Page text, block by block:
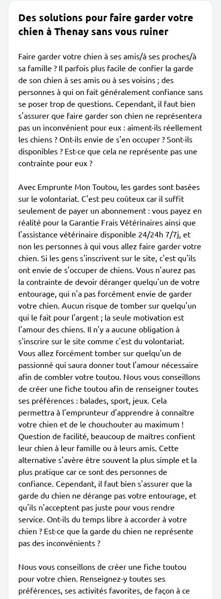
Des solutions pour faire garder votre
chien à Thenay sans vous ruiner
Faire garder votre chien à ses amis/à ses proches/à
sa famille ? Il parfois plus facile de confier la garde
de son chien à ses amis ou à ses voisins ; des
personnes à qui on fait généralement confiance sans
se poser trop de questions. Cependant, il faut bien
s'assurer que faire garder son chien ne représentera
pas un inconvénient pour eux : aiment-ils réellement
les chiens ? Ont-ils envie de s'en occuper ? Sont-ils
disponibles ? Est-ce que cela ne représente pas une
contrainte pour eux ?
Avec Emprunte Mon Toutou, les gardes sont basées
sur le volontariat. C'est peu coûteux car il suffit
seulement de payer un abonnement : vous payez en
réalité pour la Garantie Frais Vétérinaires ainsi que
l'assistance vétérinaire disponible 24/24h 7/7j, et
non les personnes à qui vous allez faire garder votre
chien. Si les gens s'inscrivent sur le site, c'est qu'ils
ont envie de s'occuper de chiens. Vous n'aurez pas
la contrainte de devoir déranger quelqu'un de votre
entourage, qui n'a pas forcément envie de garder
votre chien. Aucun risque de tomber sur quelqu'un
qui le fait pour l'argent ; la seule motivation est
l'amour des chiens. Il n'y a aucune obligation à
s'inscrire sur le site comme c'est du volontariat.
Vous allez forcément tomber sur quelqu'un de
passionné qui saura donner tout l'amour nécessaire
afin de combler votre toutou. Nous vous conseillons
de créer une fiche toutou afin de renseigner toutes
ses préférences : balades, sport, jeux. Cela
permettra à l'emprunteur d'apprendre à connaître
votre chien et de le chouchouter au maximum !
Question de facilité, beaucoup de maîtres confient
leur chien à leur famille ou à leurs amis. Cette
alternative s'avère être souvent la plus simple et la
plus pratique car ce sont des personnes de
confiance. Cependant, il faut bien s'assurer que la
garde du chien ne dérange pas votre entourage, et
qu'ils n'acceptent pas juste pour vous rendre
service. Ont-ils du temps libre à accorder à votre
chien ? Est-ce que la garde du chien ne représente
pas des inconvénients ?
Nous vous conseillons de créer une fiche toutou
pour votre chien. Renseignez-y toutes ses
préférences, ses activités favorites, de façon à ce